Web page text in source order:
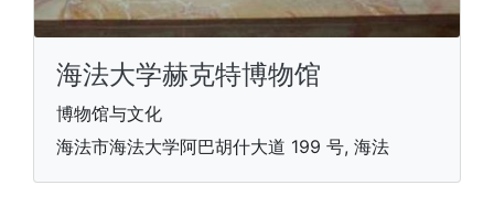
海法大学赫克特博物馆
博物馆与文化
海法市海法大学阿巴胡什大道 199 号, 海法